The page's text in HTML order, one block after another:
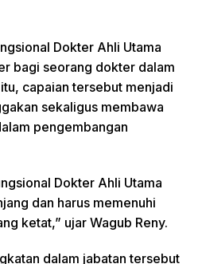
Dokter Ahli Utama
bagi seorang dokter dalam
capaian tersebut menjadi
sekaligus membawa
pengembangan
Dokter Ahli Utama
dan harus memenuhi
ketat,” ujar Wagub Reny.
dalam jabatan tersebut